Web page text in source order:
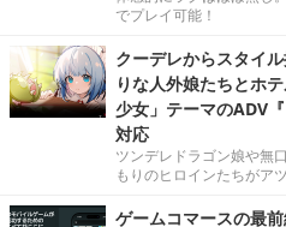
でプレイ可能！
クーデレからスタイ
りな人外娘たちとホ
少女」テーマのADV
対応
ツンデレドラゴン娘や無
もりのヒロインたちがア
ゲームコマースの最